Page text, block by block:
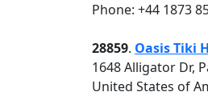
Phone: +44 1873
28859. Oasis Tiki
1648 Alligator Dr,
United States of